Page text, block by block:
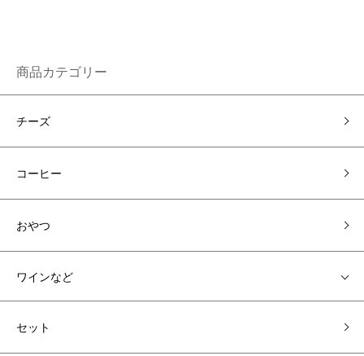
商品カテゴリー
チーズ
コーヒー
おやつ
ワインなど
セット